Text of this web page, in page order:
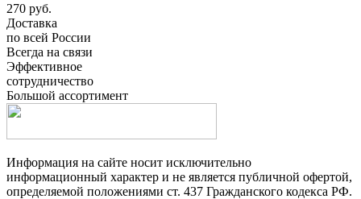
270 руб.
Доставка
по всей России
Всегда на связи
Эффективное
сотрудничество
Большой ассортимент
Информация на сайте носит исключительно
информационный характер и не является публичной офертой,
определяемой положениями ст. 437 Гражданского кодекса РФ.